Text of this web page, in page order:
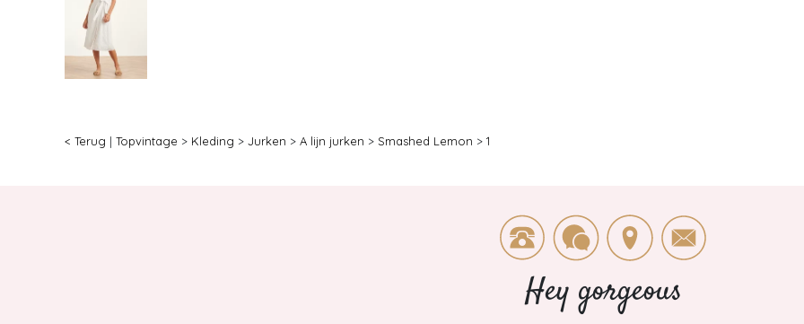
< Terug | Topvintage > Kleding > Jurken > A lijn jurken > Smashed Lemon > 1
Hey gorgeous